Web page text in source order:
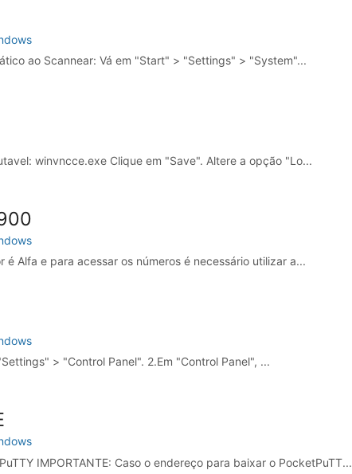
ao Scannear: Vá em "Start" > "Settings" > "System"...
winvncce.exe Clique em "Save". Altere a opção "Lo...
Alfa e para acessar os números é necessário utilizar a...
> "Control Panel". 2.Em "Control Panel", ...
IMPORTANTE: Caso o endereço para baixar o PocketPuTT...